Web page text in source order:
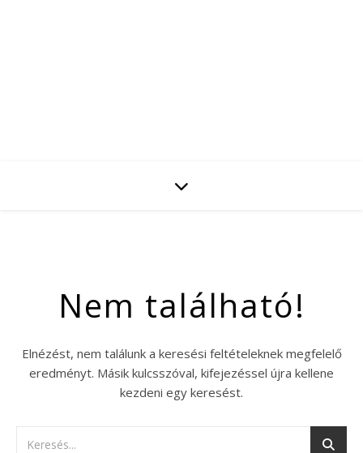
Nem található!
Elnézést, nem találunk a keresési feltételeknek megfelelő
eredményt. Másik kulcsszóval, kifejezéssel újra kellene
kezdeni egy keresést.